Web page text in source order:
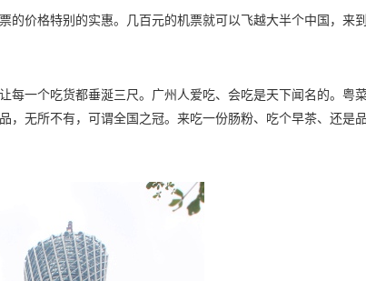
的价格特别的实惠。几百元的机票就可以飞越大半个中国，来
每一个吃货都垂涎三尺。广州人爱吃、会吃是天下闻名的。粤
，无所不有，可谓全国之冠。来吃一份肠粉、吃个早茶、还是